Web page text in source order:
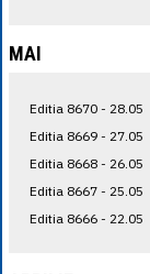
MAI
Editia 8670 - 28.05
Editia 8669 - 27.05
Editia 8668 - 26.05
Editia 8667 - 25.05
Editia 8666 - 22.05